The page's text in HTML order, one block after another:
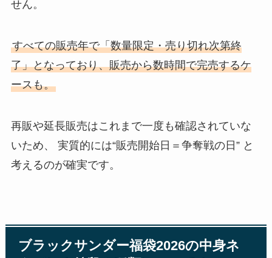
せん。
すべての販売年で「数量限定・売り切れ次第終
了」となっており、販売から数時間で完売するケ
ースも。
再販や延長販売はこれまで一度も確認されていな
いため、 実質的には“販売開始日＝争奪戦の日” と
考えるのが確実です。
ブラックサンダー福袋2026の中身ネ